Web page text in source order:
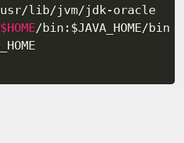
$HOME/bin: $JAVA_HOME